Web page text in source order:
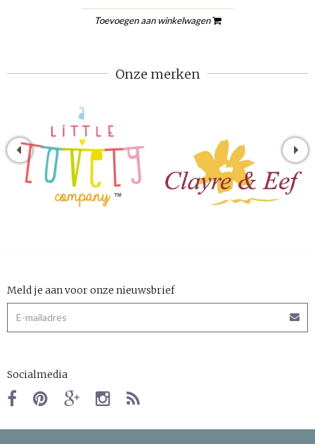
Toevoegen aan winkelwagen
Onze merken
Meld je aan voor onze nieuwsbrief
Socialmedia